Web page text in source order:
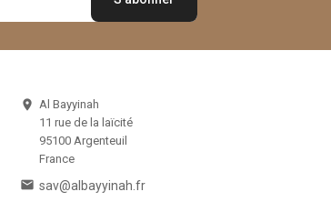
 Al Bayyinah
11 rue de la laïcité
95100 Argenteuil
France
 sav@albayyinah.fr